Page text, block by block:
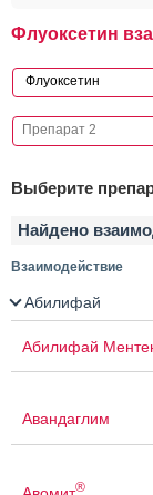
Флуоксетин
Выберите
Найдено
Взаимодействие
Абилифай
Абилифай
Авандаглим
®